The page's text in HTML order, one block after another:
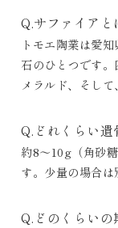
Q.サファイアと
トモエ陶業は愛
石のひとつです
メラルド、そして
Q.どれくらい遺
約8～10g（角砂
す。少量の場合は
Q.どのくらいの